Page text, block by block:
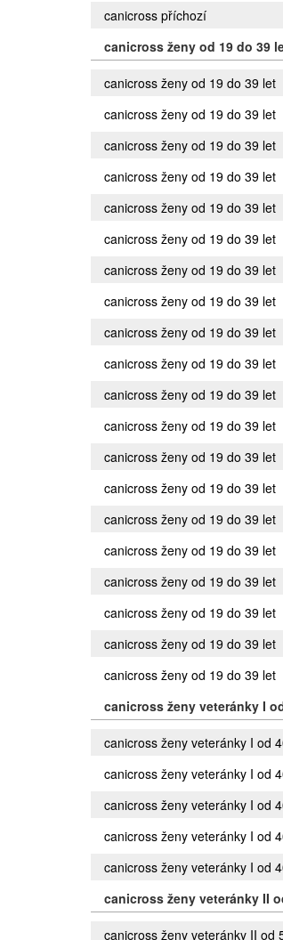
canicross příchozí
canicross ženy od 19 do 39
canicross ženy od 19 do 39 let
canicross ženy od 19 do 39 let
canicross ženy od 19 do 39 let
canicross ženy od 19 do 39 let
canicross ženy od 19 do 39 let
canicross ženy od 19 do 39 let
canicross ženy od 19 do 39 let
canicross ženy od 19 do 39 let
canicross ženy od 19 do 39 let
canicross ženy od 19 do 39 let
canicross ženy od 19 do 39 let
canicross ženy od 19 do 39 let
canicross ženy od 19 do 39 let
canicross ženy od 19 do 39 let
canicross ženy od 19 do 39 let
canicross ženy od 19 do 39 let
canicross ženy od 19 do 39 let
canicross ženy od 19 do 39 let
canicross ženy od 19 do 39 let
canicross ženy od 19 do 39 let
canicross ženy veteránky I
canicross ženy veteránky I od
canicross ženy veteránky I od
canicross ženy veteránky I od
canicross ženy veteránky I od
canicross ženy veteránky I od
canicross ženy veteránky II
canicross ženy veteránky II od